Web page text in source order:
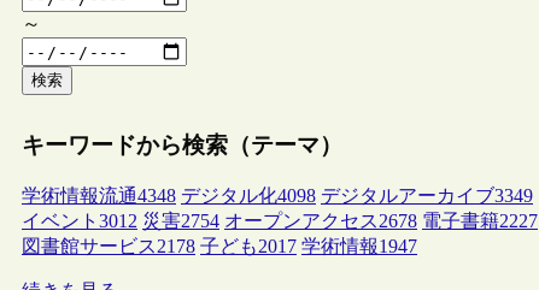
～
検索
キーワードから検索（テーマ）
学術情報流通4348 デジタル化4098 デジタルアーカイブ3349
イベント 3012 災害2754 オープンアクセス2678 電子書籍2227
図書館サービス2178 子ども2017 学術情報1947